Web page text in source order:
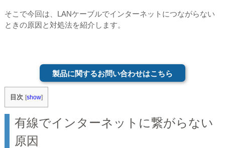
そこで今回は、LANケーブルでインターネットにつながらない
ときの原因と対処法を紹介します。
製品に関するお問い合わせはこちら
目次 [show]
有線でインターネットに繋がらない
原因